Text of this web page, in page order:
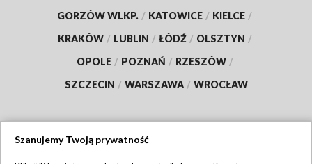
GORZÓW WLKP. / KATOWICE / KIELCE /
KRAKÓW / LUBLIN / ŁÓDŹ / OLSZTYN /
OPOLE / POZNAŃ / RZESZÓW /
SZCZECIN / WARSZAWA / WROCŁAW
Szanujemy Twoją prywatność